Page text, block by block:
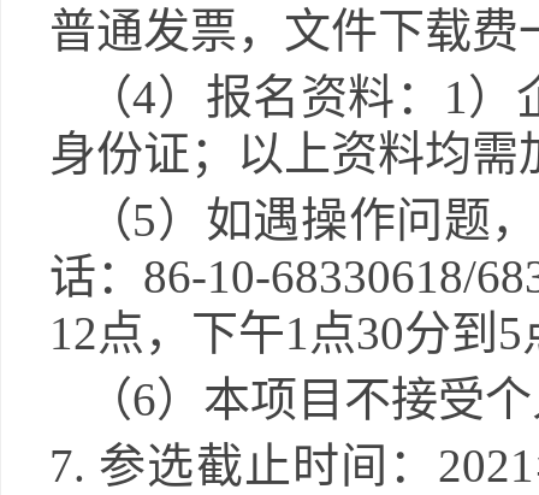
普通发票，文件下载
（4）报名资料：1）
身份证；以上资料均需
（5）如遇操作问题
话： 86-10-68330618/
12点，下午1点30分到5
（6）本项目不接受
7. 参选截止时间：